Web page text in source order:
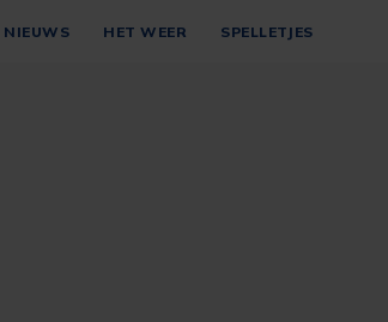
NIEUWS HET WEER SPELLETJES